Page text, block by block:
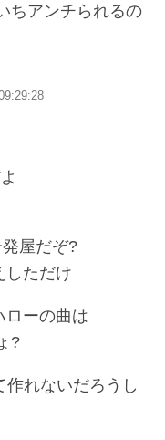
ちアンチられるの
屋だぞ?
しただけ
ローの曲は
?
れないだろうし